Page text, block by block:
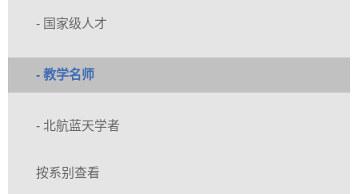
- 国家级人才
- 教学名师
- 北航蓝天学者
按系别查看